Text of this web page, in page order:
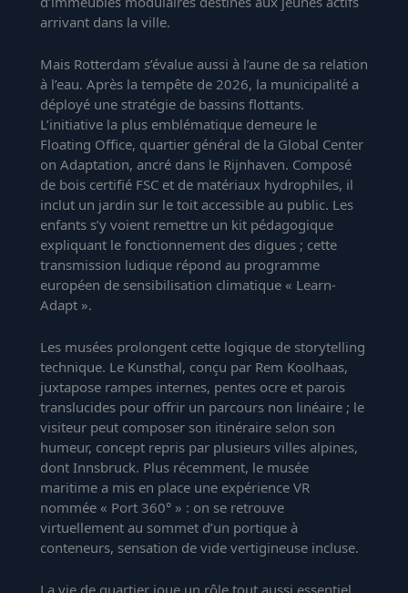
arrivant dans la ville.
Mais Rotterdam s’évalue aussi à l’aune de sa relation
à l’eau. Après la tempête de 2026, la municipalité a
déployé une stratégie de bassins flottants.
L’initiative la plus emblématique demeure le
Floating Office, quartier général de la Global Center
on Adaptation, ancré dans le Rijnhaven. Composé
de bois certifié FSC et de matériaux hydrophiles, il
inclut un jardin sur le toit accessible au public. Les
enfants s’y voient remettre un kit pédagogique
expliquant le fonctionnement des digues ; cette
transmission ludique répond au programme
européen de sensibilisation climatique « Learn-
Adapt ».
Les musées prolongent cette logique de storytelling
technique. Le Kunsthal, conçu par Rem Koolhaas,
juxtapose rampes internes, pentes ocre et parois
translucides pour offrir un parcours non linéaire ; le
visiteur peut composer son itinéraire selon son
humeur, concept repris par plusieurs villes alpines,
dont Innsbruck. Plus récemment, le musée
maritime a mis en place une expérience VR
nommée « Port 360° » : on se retrouve
virtuellement au sommet d’un portique à
conteneurs, sensation de vide vertigineuse incluse.
La vie de quartier joue un rôle tout aussi essentiel.